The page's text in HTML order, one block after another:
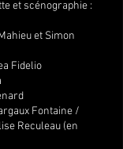
et scénographie :
et Simon
Fidelio
Fontaine /
Reculeau (en